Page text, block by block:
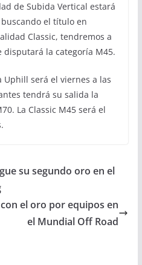
de Subida Vertical estará
el título en
Classic, tendremos a
disputará la categoría M45.
será el viernes a las
tendrá su salida la
La Classic M45 será el
su segundo oro en el
el oro por equipos en
el Mundial Off Road